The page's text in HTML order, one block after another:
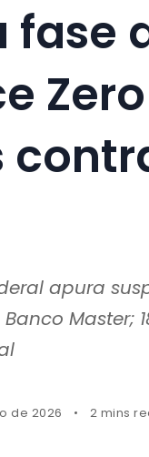
fase
apura
de 2026 2 mins